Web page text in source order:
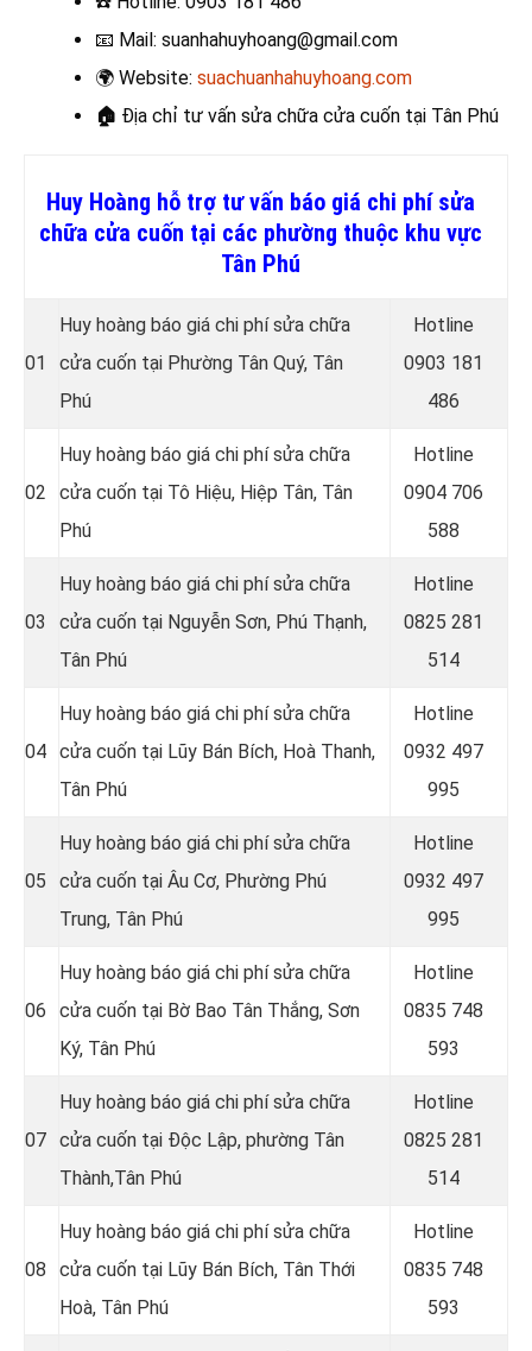
📧 Mail: suanhahuyhoang@gmail.com
🌍 Website: suachuanhahuyhoang.com
🏠 Địa chỉ tư vấn sửa chữa cửa cuốn tại Tân Phú
Huy Hoàng hỗ trợ tư vấn báo giá chi phí sửa
chữa cửa cuốn tại các phường thuộc khu vực
Tân Phú
01
Huy hoàng báo giá chi phí sửa chữa
cửa cuốn tại Phường Tân Quý, Tân
Phú
Hotline
0903 181
486
02
Huy hoàng báo giá chi phí sửa chữa
cửa cuốn tại Tô Hiệu, Hiệp Tân, Tân
Phú
Hotline
0904 706
588
03
Huy hoàng báo giá chi phí sửa chữa
cửa cuốn tại Nguyễn Sơn, Phú Thạnh,
Tân Phú
Hotline
0825 281
514
04
Huy hoàng báo giá chi phí sửa chữa
cửa cuốn tại Lũy Bán Bích, Hoà Thanh,
Tân Phú
Hotline
0932 497
995
05
Huy hoàng báo giá chi phí sửa chữa
cửa cuốn tại Âu Cơ, Phường Phú
Trung, Tân Phú
Hotline
0932 497
995
06
Huy hoàng báo giá chi phí sửa chữa
cửa cuốn tại Bờ Bao Tân Thắng, Sơn
Ký, Tân Phú
Hotline
0835 748
593
07
Huy hoàng báo giá chi phí sửa chữa
cửa cuốn tại Độc Lập, phường Tân
Thành,Tân Phú
Hotline
0825 281
514
08
Huy hoàng báo giá chi phí sửa chữa
cửa cuốn tại Lũy Bán Bích, Tân Thới
Hoà, Tân Phú
Hotline
0835 748
593